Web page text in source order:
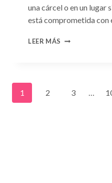
una cárcel o en un lugar
está comprometida con
LEER MÁS CONSULTA
Navegación
1 2 3 …